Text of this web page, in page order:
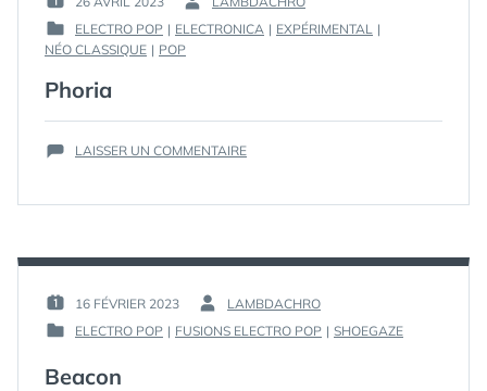
PUBLIÉ
LE :
PAR :
PUBLIÉ
ELECTRO POP | ELECTRONICA | EXPÉRIMENTAL
|
NÉO CLASSIQUE | POP
Phoria
LAISSER UN COMMENTAIRESUR
PUBLIÉ
LE :
16 FÉVRIER 2023
PAR :
LAMBDACHRO
PUBLIÉ
ELECTRO POP | FUSIONS ELECTRO POP | SHOEGAZE
Beacon